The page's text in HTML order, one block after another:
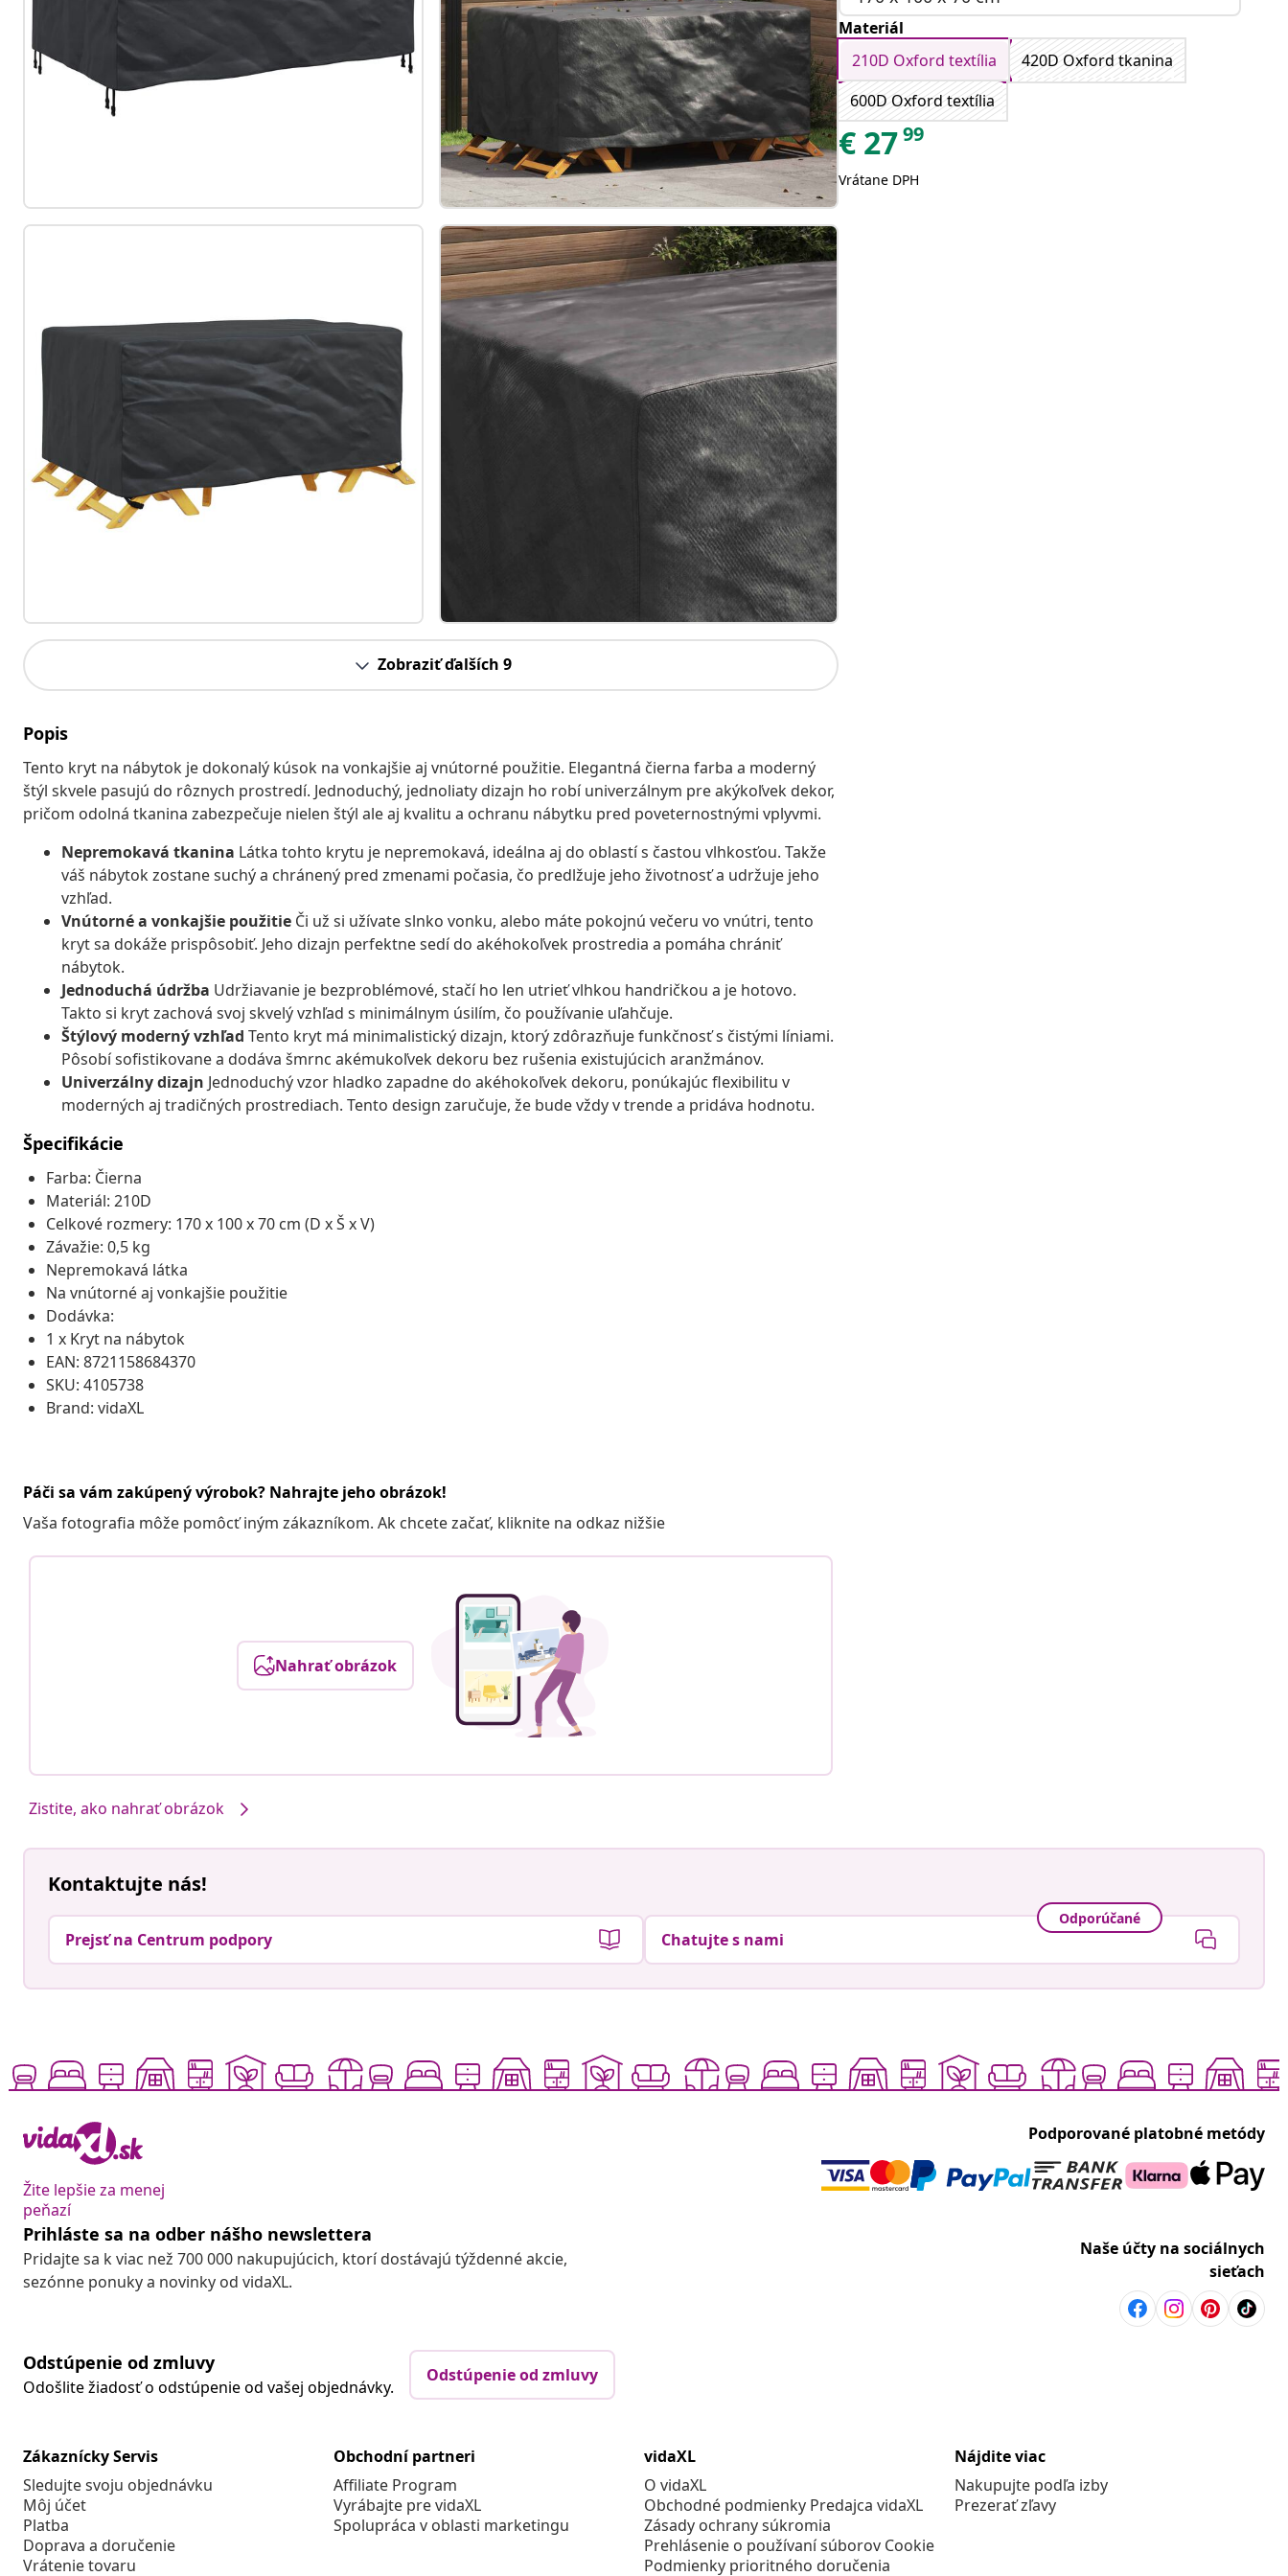
Zobraziť ďalších 9
Popis
Tento kryt na nábytok je dokonalý kúsok na vonkajšie aj vnútorné použitie. Elegantná čierna farba a moderný
štýl skvele pasujú do rôznych prostredí. Jednoduchý, jednoliaty dizajn ho robí univerzálnym pre akýkoľvek dekor,
pričom odolná tkanina zabezpečuje nielen štýl ale aj kvalitu a ochranu nábytku pred poveternostnými vplyvmi.
Nepremokavá tkanina Látka tohto krytu je nepremokavá, ideálna aj do oblastí s častou vlhkosťou. Takže
váš nábytok zostane suchý a chránený pred zmenami počasia, čo predlžuje jeho životnosť a udržuje jeho
vzhľad.
Vnútorné a vonkajšie použitie Či už si užívate slnko vonku, alebo máte pokojnú večeru vo vnútri, tento
kryt sa dokáže prispôsobiť. Jeho dizajn perfektne sedí do akéhokoľvek prostredia a pomáha chrániť
nábytok.
Jednoduchá údržba Udržiavanie je bezproblémové, stačí ho len utrieť vlhkou handričkou a je hotovo.
Takto si kryt zachová svoj skvelý vzhľad s minimálnym úsilím, čo používanie uľahčuje.
Štýlový moderný vzhľad Tento kryt má minimalistický dizajn, ktorý zdôrazňuje funkčnosť s čistými líniami.
Pôsobí sofistikovane a dodáva šmrnc akémukoľvek dekoru bez rušenia existujúcich aranžmánov.
Univerzálny dizajn Jednoduchý vzor hladko zapadne do akéhokoľvek dekoru, ponúkajúc flexibilitu v
moderných aj tradičných prostrediach. Tento design zaručuje, že bude vždy v trende a pridáva hodnotu.
Špecifikácie
Farba: Čierna
Materiál: 210D
Celkové rozmery: 170 x 100 x 70 cm (D x Š x V)
Závažie: 0,5 kg
Nepremokavá látka
Na vnútorné aj vonkajšie použitie
Dodávka:
1 x Kryt na nábytok
EAN: 8721158684370
SKU: 4105738
Brand: vidaXL
Páči sa vám zakúpený výrobok? Nahrajte jeho obrázok!
Vaša fotografia môže pomôcť iným zákazníkom. Ak chcete začať, kliknite na odkaz nižšie
Nahrať obrázok
Zistite, ako nahrať obrázok
Materiál
210D Oxford textília
420D Oxford tkanina
600D Oxford textília
€ 2799
Vrátane DPH
Kontaktujte nás!
Prejsť na Centrum podpory
Odporúčané
Chatujte s nami
Žite lepšie za menej
peňazí
Podporované platobné metódy
Prihláste sa na odber nášho newslettera
Pridajte sa k viac než 700 000 nakupujúcich, ktorí dostávajú týždenné akcie,
sezónne ponuky a novinky od vidaXL.
Naše účty na sociálnych
sieťach
Odstúpenie od zmluvy
Odošlite žiadosť o odstúpenie od vašej objednávky.
Odstúpenie od zmluvy
Zákaznícky Servis
Sledujte svoju objednávku
Môj účet
Platba
Doprava a doručenie
Vrátenie tovaru
Obchodní partneri
Affiliate Program
Vyrábajte pre vidaXL
Spolupráca v oblasti marketingu
vidaXL
O vidaXL
Obchodné podmienky Predajca vidaXL
Zásady ochrany súkromia
Prehlásenie o používaní súborov Cookie
Podmienky prioritného doručenia
Nájdite viac
Nakupujte podľa izby
Prezerať zľavy